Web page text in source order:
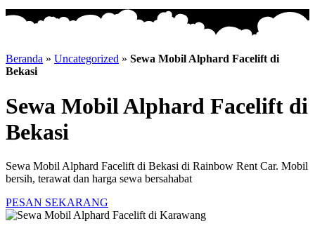
Beranda » Uncategorized » Sewa Mobil Alphard Facelift di
Bekasi
Sewa Mobil Alphard Facelift di
Bekasi
Sewa Mobil Alphard Facelift di Bekasi di Rainbow Rent Car. Mobil
bersih, terawat dan harga sewa bersahabat
PESAN SEKARANG